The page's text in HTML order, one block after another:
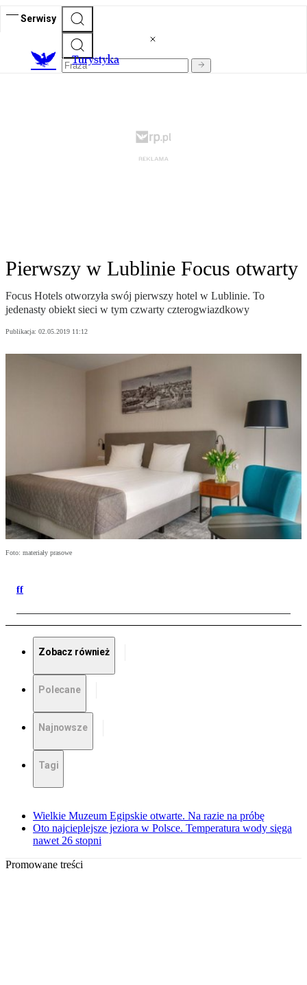
Serwisy
Turystyka
Pierwszy w Lublinie Focus otwarty
Focus Hotels otworzyła swój pierwszy hotel w Lublinie. To
jedenasty obiekt sieci w tym czwarty czterogwiazdkowy
Publikacja: 02.05.2019 11:12
Foto: materiały prasowe
ff
Zobacz również
Polecane
Najnowsze
Tagi
Wielkie Muzeum Egipskie otwarte. Na razie na próbę
Oto najcieplejsze jeziora w Polsce. Temperatura wody sięga
nawet 26 stopni
Promowane treści